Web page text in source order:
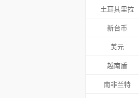
土耳其里拉
新台币
美元
越南盾
南非兰特